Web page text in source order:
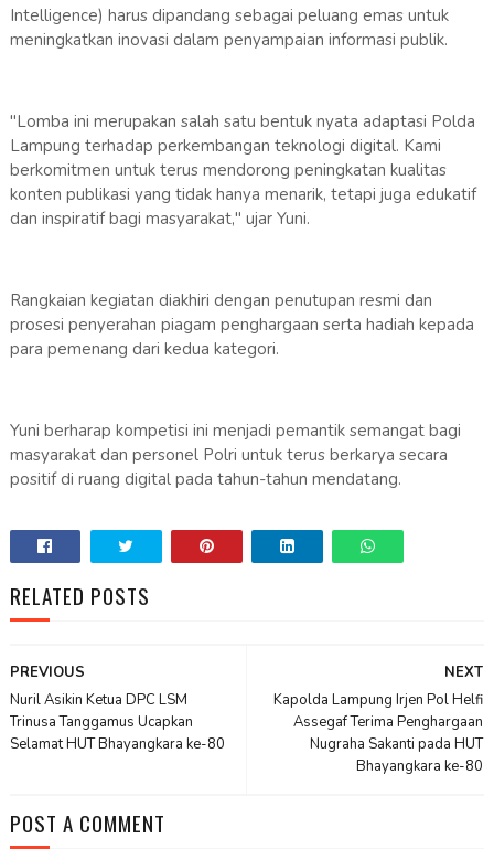
Intelligence) harus dipandang sebagai peluang emas untuk
meningkatkan inovasi dalam penyampaian informasi publik.
"Lomba ini merupakan salah satu bentuk nyata adaptasi Polda
Lampung terhadap perkembangan teknologi digital. Kami
berkomitmen untuk terus mendorong peningkatan kualitas
konten publikasi yang tidak hanya menarik, tetapi juga edukatif
dan inspiratif bagi masyarakat," ujar Yuni.
Rangkaian kegiatan diakhiri dengan penutupan resmi dan
prosesi penyerahan piagam penghargaan serta hadiah kepada
para pemenang dari kedua kategori.
Yuni berharap kompetisi ini menjadi pemantik semangat bagi
masyarakat dan personel Polri untuk terus berkarya secara
positif di ruang digital pada tahun-tahun mendatang.
RELATED POSTS
NEXT
Kapolda Lampung Irjen Pol Helfi
Assegaf Terima Penghargaan
Nugraha Sakanti pada HUT
Bhayangkara ke-80
PREVIOUS
Nuril Asikin Ketua DPC LSM
Trinusa Tanggamus Ucapkan
Selamat HUT Bhayangkara ke-80
POST A COMMENT